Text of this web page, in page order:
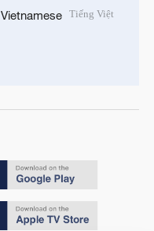
Vietnamese Tiếng Việt